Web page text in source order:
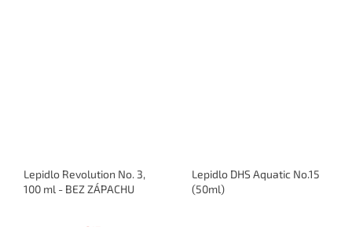
Lepidlo Revolution No. 3,
100 ml - BEZ ZÁPACHU
Lepidlo DHS Aquatic No.15
(50ml)